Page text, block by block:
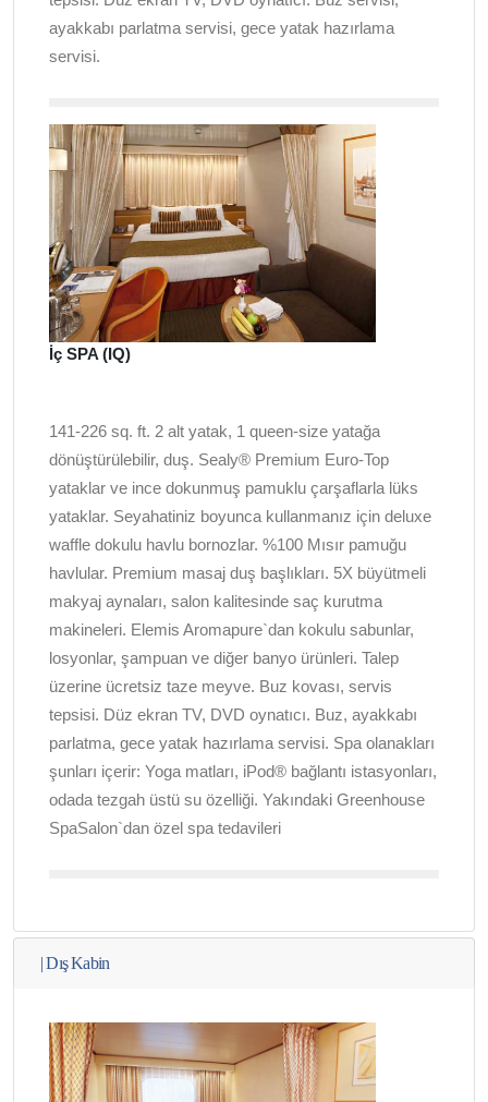
ayakkabı parlatma servisi, gece yatak hazırlama
servisi.
İç SPA (IQ)
141-226 sq. ft. 2 alt yatak, 1 queen-size yatağa
dönüştürülebilir, duş. Sealy® Premium Euro-Top
yataklar ve ince dokunmuş pamuklu çarşaflarla lüks
yataklar. Seyahatiniz boyunca kullanmanız için deluxe
waffle dokulu havlu bornozlar. %100 Mısır pamuğu
havlular. Premium masaj duş başlıkları. 5X büyütmeli
makyaj aynaları, salon kalitesinde saç kurutma
makineleri. Elemis Aromapure`dan kokulu sabunlar,
losyonlar, şampuan ve diğer banyo ürünleri. Talep
üzerine ücretsiz taze meyve. Buz kovası, servis
tepsisi. Düz ekran TV, DVD oynatıcı. Buz, ayakkabı
parlatma, gece yatak hazırlama servisi. Spa olanakları
şunları içerir: Yoga matları, iPod® bağlantı istasyonları,
odada tezgah üstü su özelliği. Yakındaki Greenhouse
SpaSalon`dan özel spa tedavileri
|Dış Kabin